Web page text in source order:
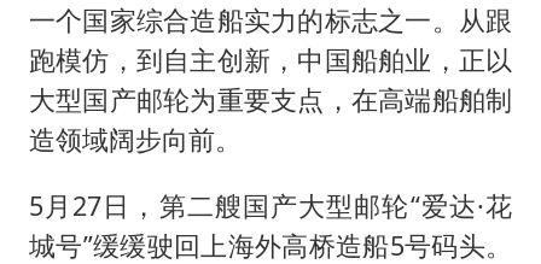
一个国家综合造船实力的标志之一。从跟
跑模仿，到自主创新，中国船舶业，正以
大型国产邮轮为重要支点，在高端船舶制
造领域阔步向前。
5月27日，第二艘国产大型邮轮“爱达·花
城号”缓缓驶回上海外高桥造船5号码头。